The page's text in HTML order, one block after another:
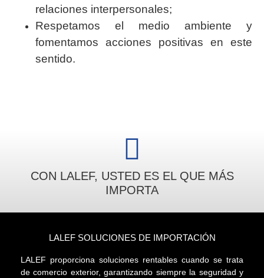
relaciones interpersonales;
Respetamos el medio ambiente y
fomentamos acciones positivas en este
sentido.
CON LALEF, USTED ES EL QUE MÁS
IMPORTA
LALEF SOLUCIONES DE IMPORTACIÓN
LALEF proporciona soluciones rentables cuando se trata
de comercio exterior, garantizando siempre la seguridad y